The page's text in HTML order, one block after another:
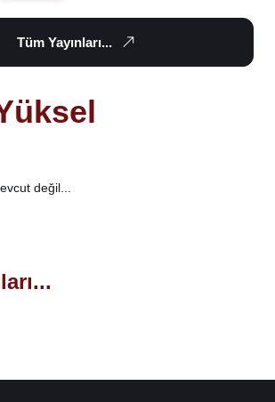
Tüm Yayınları...
değil...